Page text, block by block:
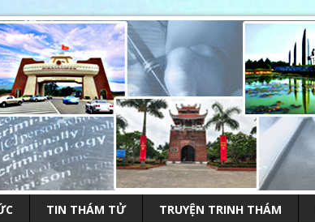
TIN THÁM TỬ TRUYỆN TRINH THÁM